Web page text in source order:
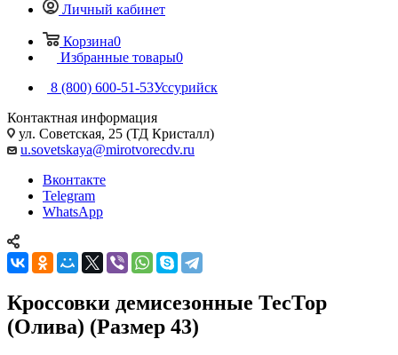
Личный кабинет
Корзина0
Избранные товары0
8 (800) 600-51-53Уссурийск
Контактная информация
ул. Советская, 25 (ТД Кристалл)
u.sovetskaya@mirotvorecdv.ru
Вконтакте
Telegram
WhatsApp
Кроссовки демисезонные ТесТор
(Олива) (Размер 43)